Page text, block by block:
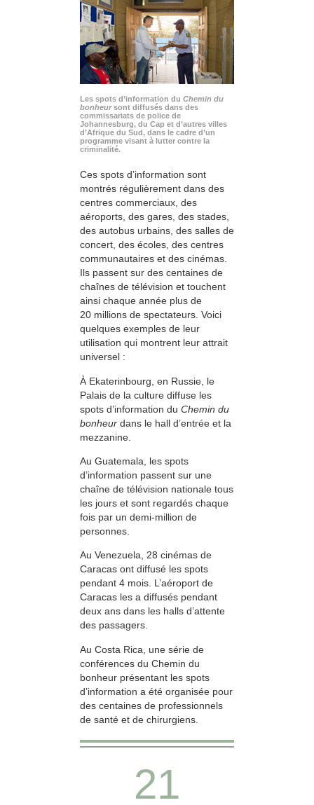
Les spots d’information du Chemin du
bonheursont diffusés dans des
commissariats de police de
Johannesburg, du Cap et d’autres villes
d’Afrique du Sud, dans le cadre d’un
programme visant à lutter contre la
criminalité.
Ces spots d’information sont
montrés régulièrement dans des
centres commerciaux, des
aéroports, des gares, des stades,
des autobus urbains, des salles de
concert, des écoles, des centres
communautaires et des cinémas.
Ils passent sur des centaines de
chaînes de télévision et touchent
ainsi chaque année plus de
20 millions de spectateurs. Voici
quelques exemples de leur
utilisation qui montrent leur attrait
universel :
À Ekaterinbourg, en Russie, le
Palais de la culture diffuse les
spots d’information du Chemin du
bonheur dans le hall d’entrée et la
mezzanine.
Au Guatemala, les spots
d’information passent sur une
chaîne de télévision nationale tous
les jours et sont regardés chaque
fois par un demi-million de
personnes.
Au Venezuela, 28 cinémas de
Caracas ont diffusé les spots
pendant 4 mois. L’aéroport de
Caracas les a diffusés pendant
deux ans dans les halls d’attente
des passagers.
Au Costa Rica, une série de
conférences du Chemin du
bonheur présentant les spots
d’information a été organisée pour
des centaines de professionnels
de santé et de chirurgiens.
21